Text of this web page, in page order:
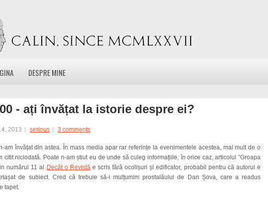
DESPRE MINE
- ați învățat la istorie despre ei?
2013 serious 3 comments
am învățat din astea. În mass media apar rar referințe la evenimentele acestea, mai mult de o
citit niciodată. Poate n-am știut eu de unde să culeg informațiile, în orice caz, articolul ”Groapa
numărul 11 al
Decât o Revistăe scris fără ocolișuri și edificator, probabil pentru că autorul e
de subiect. Cred că trebuie să-i mulțumim prostalăului de Dan Șova, care a readus
tapet.